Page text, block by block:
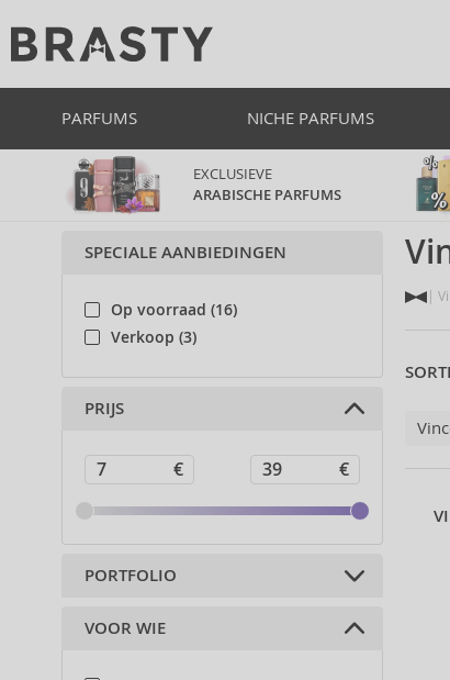
PARFUMS NICHE PARFUMS
EXCLUSIEVE
ARABISCHE PARFUMS
SPECIALE AANBIEDINGEN
Op voorraad (16)
Verkoop (3)
PRIJS
PORTFOLIO
Parfums (26)
VOOR WIE